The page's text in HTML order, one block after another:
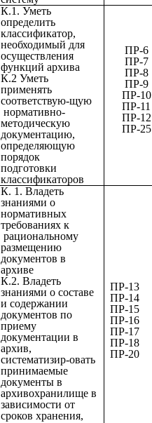
К.1. Уметь
определить
классификатор,
необходимый для
осуществления
функций архива
К.2 Уметь
применять
соответствую-щую
нормативно-
методическую
документацию,
определяющую
порядок
подготовки
классификаторов
ПР-6
ПР-7
ПР-8
ПР-9
ПР-10
ПР-11
ПР-12
ПР-25
К. 1. Владеть
знаниями о
нормативных
требованиях к
рациональному
размещению
документов в
архиве
К.2. Владеть
знаниями о составе
и содержании
документов по
приему
документации в
архив,
систематизир-овать
принимаемые
документы в
архивохранилище в
зависимости от
сроков хранения,
ПР-13
ПР-14
ПР-15
ПР-16
ПР-17
ПР-18
ПР-20